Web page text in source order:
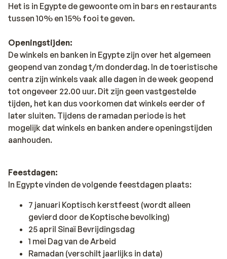
Het is in Egypte de gewoonte om in bars en restaurants
tussen 10% en 15% fooi te geven.
Openingstijden:
De winkels en banken in Egypte zijn over het algemeen
geopend van zondag t/m donderdag. In de toeristische
centra zijn winkels vaak alle dagen in de week geopend
tot ongeveer 22.00 uur. Dit zijn geen vastgestelde
tijden, het kan dus voorkomen dat winkels eerder of
later sluiten. Tijdens de ramadan periode is het
mogelijk dat winkels en banken andere openingstijden
aanhouden.
Feestdagen:
In Egypte vinden de volgende feestdagen plaats:
7 januari Koptisch kerstfeest (wordt alleen
gevierd door de Koptische bevolking)
25 april Sinaï Bevrijdingsdag
1 mei Dag van de Arbeid
Ramadan (verschilt jaarlijks in data)